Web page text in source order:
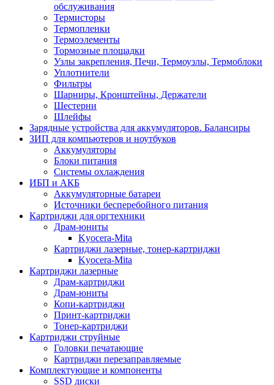
обслуживания
Термисторы
Термопленки
Термоэлементы
Тормозные площадки
Узлы закрепления, Печи, Термоузлы, Термоблоки
Уплотнители
Фильтры
Шарниры, Кронштейны, Держатели
Шестерни
Шлейфы
Зарядные устройства для аккумуляторов. Балансиры
ЗИП для компьютеров и ноутбуков
Аккумуляторы
Блоки питания
Системы охлаждения
ИБП и АКБ
Аккумуляторные батареи
Источники бесперебойного питания
Картриджи для оргтехники
Драм-юниты
Kyocera-Mita
Картриджи лазерные, тонер-картриджи
Kyocera-Mita
Картриджи лазерные
Драм-картриджи
Драм-юниты
Копи-картриджи
Принт-картриджи
Тонер-картриджи
Картриджи струйные
Головки печатающие
Картриджи перезаправляемые
Комплектующие и компоненты
SSD диски